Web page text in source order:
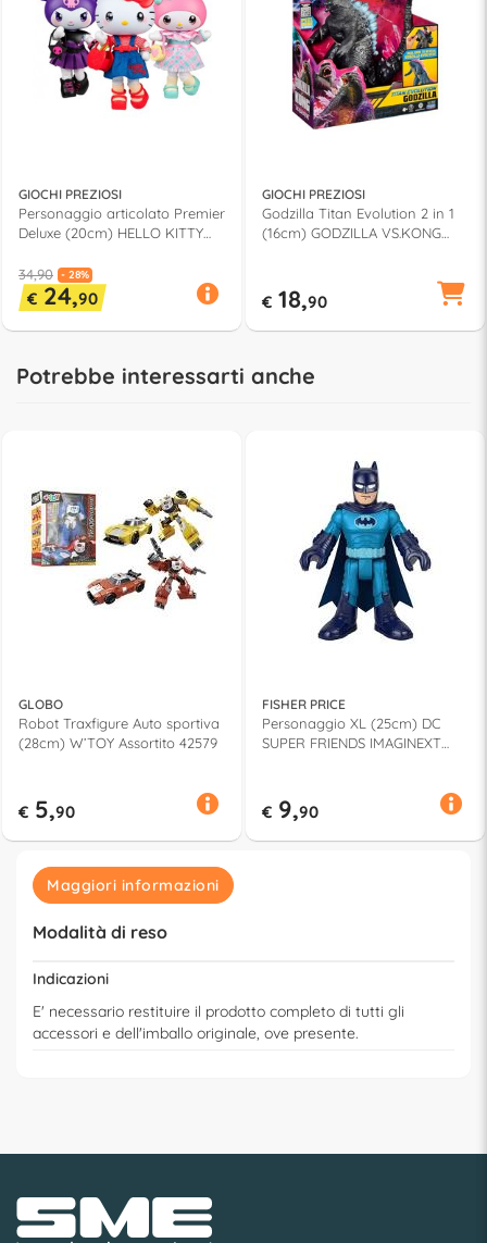
GIOCHI PREZIOSI
Personaggio articolato Premier
Deluxe (20cm) HELLO KITTY
34,90 - 28%
€ 24,90
GIOCHI PREZIOSI
Godzilla Titan Evolution 2 in 1
(16cm) GODZILLA VS.KONG
€ 18,90
Potrebbe interessarti anche
GLOBO
Robot Traxfigure Auto sportiva
(28cm) W’TOY Assortito 42579
€ 5,90
FISHER PRICE
Personaggio XL (25cm) DC
SUPER FRIENDS IMAGINEXT
€ 9,90
Maggiori informazioni
Modalità di reso
Indicazioni
E' necessario restituire il prodotto completo di tutti gli
accessori e dell'imballo originale, ove presente.